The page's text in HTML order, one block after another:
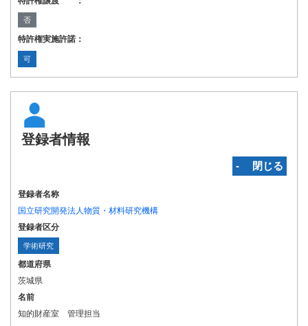
否
特許権実施許諾：
可
登録者情報
‐ 閉じる
登録者名称
国立研究開発法人物質・材料研究機構
登録者区分
学術研究
都道府県
茨城県
名前
知的財産室 管理担当